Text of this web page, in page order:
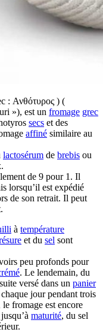
: Ανθότυρος ) (
»), est un fromage grec
secs et des
affiné similaire au
lactosérum de brebis ou
de 9 pour 1. Il
lorsqu’il est expédié
de son retrait. Il peut
à température
et du sel sont
peu profonds pour
. Le lendemain, du
versé dans un panier
jour pendant trois
fromage est encore
maturité, du sel